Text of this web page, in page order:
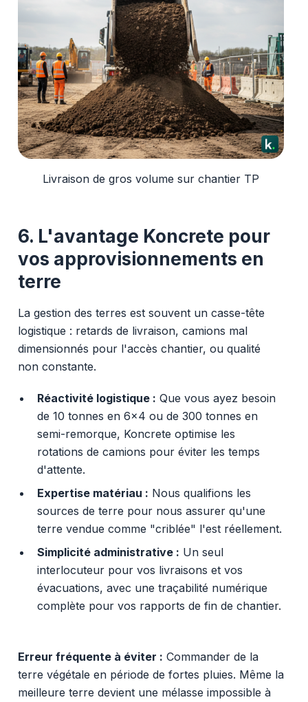
Livraison de gros volume sur chantier TP
6. L'avantage Koncrete pour
vos approvisionnements en
terre
La gestion des terres est souvent un casse-tête
logistique : retards de livraison, camions mal
dimensionnés pour l'accès chantier, ou qualité
non constante.
Réactivité logistique : Que vous ayez besoin
de 10 tonnes en 6x4 ou de 300 tonnes en
semi-remorque, Koncrete optimise les
rotations de camions pour éviter les temps
d'attente.
Expertise matériau : Nous qualifions les
sources de terre pour nous assurer qu'une
terre vendue comme "criblée" l'est réellement.
Simplicité administrative : Un seul
interlocuteur pour vos livraisons et vos
évacuations, avec une traçabilité numérique
complète pour vos rapports de fin de chantier.
Erreur fréquente à éviter : Commander de la
terre végétale en période de fortes pluies. Même la
meilleure terre devient une mélasse impossible à